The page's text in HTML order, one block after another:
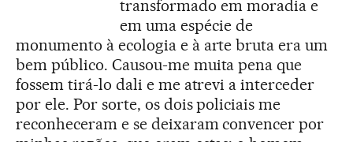
transformado em moradia e
em uma espécie de
monumento à ecologia e à arte bruta era um
bem público. Causou-me muita pena que
fossem tirá-lo dali e me atrevi a interceder
por ele. Por sorte, os dois policiais me
reconheceram e se deixaram convencer por